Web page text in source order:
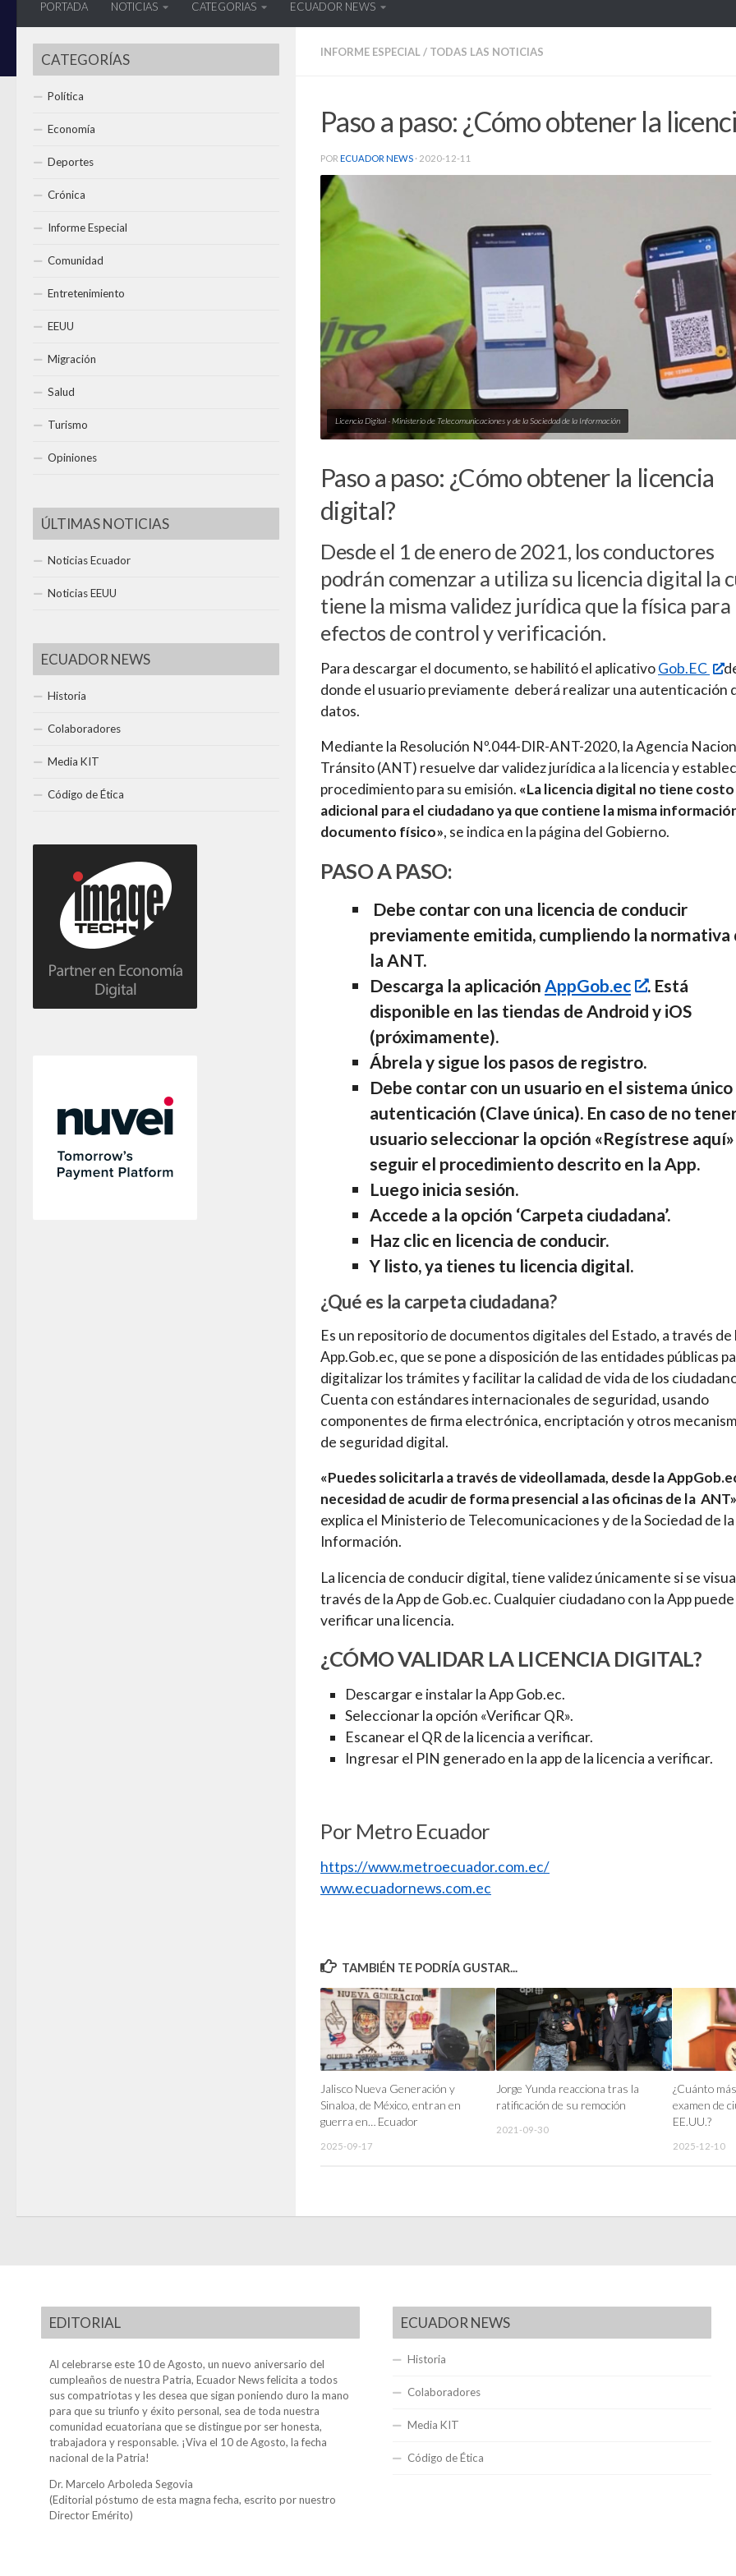
PORTADA NOTICIAS CATEGORIAS ECUADOR NEWS
INFORME ESPECIAL / TODAS LAS NOTICIAS
Paso a paso: ¿Cómo obtener la
POR ECUADOR NEWS · 2020-12-11
Licencia Digital - Ministerio de Telecomunicaciones y de la Sociedad de la Información
Paso a paso: ¿Cómo obtener la licencia
digital?
Desde el 1 de enero de 2021, los conductores
podrán comenzar a utiliza su licencia digital la
tiene la misma validez jurídica que la física para
efectos de control y verificación.
Para descargar el documento, se habilitó el aplicativoGob.EC
donde el usuario previamente deberá realizar una autenticación
datos.
Mediante la Resolución Nº.044-DIR-ANT-2020, la Agencia
Tránsito (ANT) resuelve dar validez jurídica a la licencia y
procedimiento para su emisión. «La licencia digital no tiene costo
adicional para el ciudadano ya que contiene la misma
documento físico», se indica en la página del Gobierno.
PASO A PASO:
Debe contar con una licencia de conducir
previamente emitida, cumpliendo la normativa
la ANT.
Descarga la aplicación AppGob.ec
. Está
disponible en las tiendas de Android y iOS
(próximamente).
Ábrela y sigue los pasos de registro.
Debe contar con un usuario en el sistema único
autenticación (Clave única). En caso de no
usuario seleccionar la opción «Regístrese
seguir el procedimiento descrito en la App.
Luego inicia sesión.
Accede a la opción ‘Carpeta ciudadana’.
Haz clic en licencia de conducir.
Y listo, ya tienes tu licencia digital.
¿Qué es la carpeta ciudadana?
Es un repositorio de documentos digitales del Estado, a través de
App.Gob.ec, que se pone a disposición de las entidades públicas
digitalizar los trámites y facilitar la calidad de vida de los
Cuenta con estándares internacionales de seguridad, usando
componentes de firma electrónica, encriptación y otros
de seguridad digital.
«Puedes solicitarla a través de videollamada, desde la
necesidad de acudir de forma presencial a las oficinas de la ANT»
explica el Ministerio de Telecomunicaciones y de la Sociedad de la
Información.
La licencia de conducir digital, tiene validez únicamente si se
través de la App de Gob.ec. Cualquier ciudadano con la App puede
verificar una licencia.
¿CÓMO VALIDAR LA LICENCIA DIGITAL?
Descargar e instalar la App Gob.ec.
Seleccionar la opción «Verificar QR».
Escanear el QR de la licencia a verificar.
Ingresar el PIN generado en la app de la licencia a verificar.
Por Metro Ecuador
https://www.metroecuador.com.ec/
www.ecuadornews.com.ec
TAMBIÉN TE PODRÍA GUSTAR...
Jalisco Nueva Generación y
Sinaloa, de México, entran en
guerra en… Ecuador
2025-09-17
Jorge Yunda reacciona tras la
ratificación de su remoción
2021-09-30
¿Cuánto
examen de
EE.UU.?
2025-12-10
CATEGORÍAS
Política
Economía
Deportes
Crónica
Informe Especial
Comunidad
Entretenimiento
EEUU
Migración
Salud
Turismo
Opiniones
ÚLTIMAS NOTICIAS
Noticias Ecuador
Noticias EEUU
ECUADOR NEWS
Historia
Colaboradores
Media KIT
Código de Ética
EDITORIAL
Al celebrarse este 10 de Agosto, un nuevo aniversario del
cumpleaños de nuestra Patria, Ecuador News felicita a todos
sus compatriotas y les desea que sigan poniendo duro la mano
para que su triunfo y éxito personal, sea de toda nuestra
comunidad ecuatoriana que se distingue por ser honesta,
trabajadora y responsable. ¡Viva el 10 de Agosto, la fecha
nacional de la Patria!
Dr. Marcelo Arboleda Segovia
(Editorial póstumo de esta magna fecha, escrito por nuestro
Director Emérito)
ECUADOR NEWS
Historia
Colaboradores
Media KIT
Código de Ética